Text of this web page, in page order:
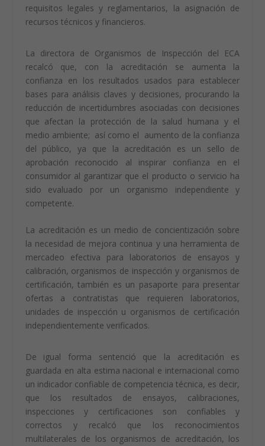
requisitos legales y reglamentarios, la asignación de
recursos técnicos y financieros.
La directora de Organismos de Inspección del ECA
recalcó que, con la acreditación se aumenta la
confianza en los resultados usados para establecer
bases para análisis claves y decisiones, procurando la
reducción de incertidumbres asociadas con decisiones
que afectan la protección de la salud humana y el
medio ambiente; así como el aumento de la confianza
del público, ya que la acreditación es un sello de
aprobación reconocido al inspirar confianza en el
consumidor al garantizar que el producto o servicio ha
sido evaluado por un organismo independiente y
competente.
La acreditación es un medio de concientización sobre
la necesidad de mejora continua y una herramienta de
mercadeo efectiva para laboratorios de ensayos y
calibración, organismos de inspección y organismos de
certificación, también es un pasaporte para presentar
ofertas a contratistas que requieren laboratorios,
unidades de inspección u organismos de certificación
independientemente verificados.
De igual forma sentenció que la acreditación es
guardada en alta estima nacional e internacional como
un indicador confiable de competencia técnica, es decir,
que los resultados de ensayos, calibraciones,
inspecciones y certificaciones son confiables y
correctos y recalcó que los reconocimientos
multilaterales de los organismos de acreditación, los